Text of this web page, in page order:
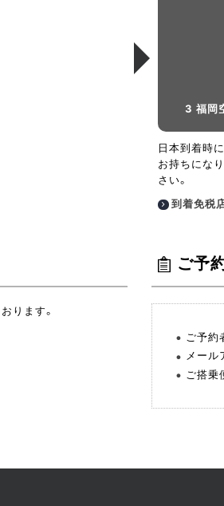
3 福岡
日本到着時
お持ちにな
さい。
到着免税
ります。
ご予
ご予約
メール
ご搭乗